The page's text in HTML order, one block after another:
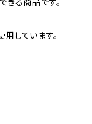
きる商品です。
しています。